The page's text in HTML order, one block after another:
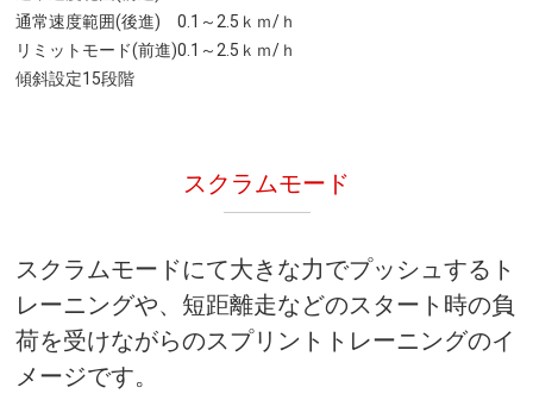
通常速度範囲(後進) 0.1～2.5ｋｍ/ｈ
リミットモード(前進)0.1～2.5ｋｍ/ｈ
傾斜設定15段階
スクラムモード
スクラムモードにて大きな力でプッシュするト
レーニングや、短距離走などのスタート時の負
荷を受けながらのスプリントトレーニングのイ
メージです。